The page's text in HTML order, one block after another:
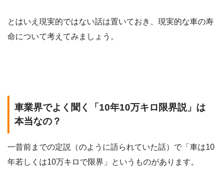
とはいえ現実的ではない話は置いておき、現実的な車の寿
命について考えてみましょう。
車業界でよく聞く「10年10万キロ限界説」は
本当なの？
一昔前までの定説（のように語られていた話）で「車は10
年若しくは10万キロで限界」というものがあります。